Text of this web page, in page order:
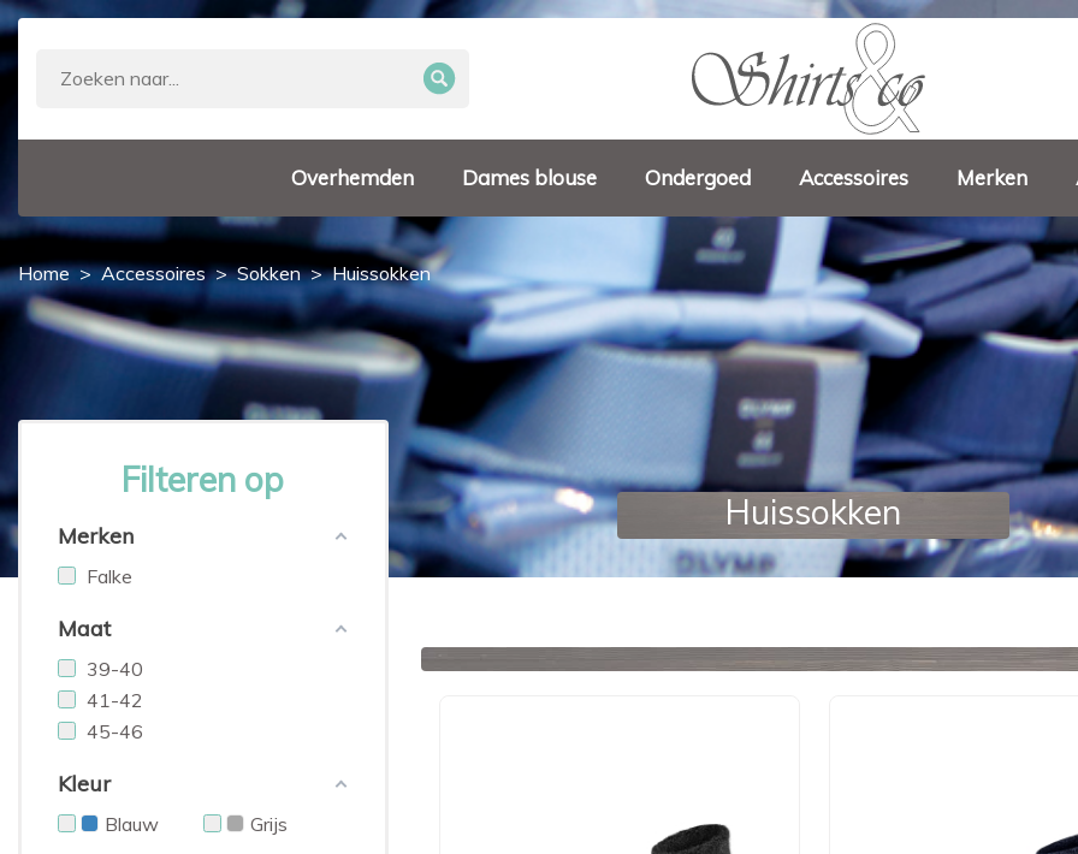
Overhemden Dames blouse Ondergoed Accessoires Merken
Home Accessoires Sokken Huissokken
Filteren op
Merken
Falke
Maat
39-40
41-42
45-46
Kleur
Blauw Grijs
Huissokken